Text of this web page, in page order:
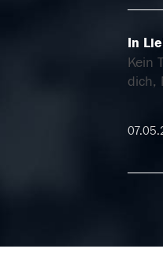
In
Kein
dich,